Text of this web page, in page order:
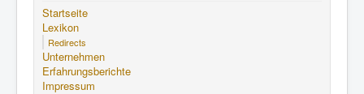
Startseite
Lexikon
Redirects
Unternehmen
Erfahrungsberichte
Impressum